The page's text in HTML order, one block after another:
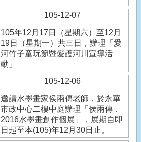
105-12-07
105年12月17日（星期六）至12月
19日（星期一）共三日，辦理「愛
河竹子童玩節暨愛護河川宣導活
動」
105-12-06
邀請水墨畫家侯兩傳老師，於永華
市政中心二樓中庭辦理「侯兩傳．
2016水墨畫創作個展」，展期自即
日起至本(105)年12月30日止。